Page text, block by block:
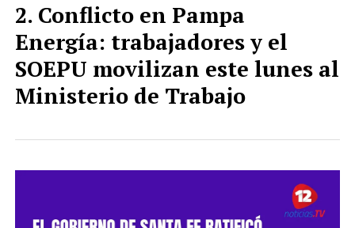
Conflicto en Pampa
Energía: trabajadores y el
SOEPU movilizan este lunes al
Ministerio de Trabajo